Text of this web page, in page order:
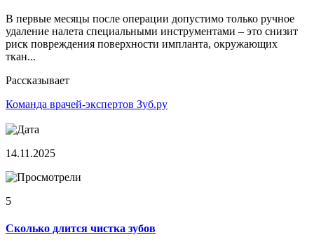
В первые месяцы после операции допустимо только ручное
удаление налета специальными инструментами – это снизит
риск повреждения поверхности импланта, окружающих
ткан...
Рассказывает
Команда врачей-экспертов Зуб.ру
14.11.2025
5
Сколько длится чистка зубов